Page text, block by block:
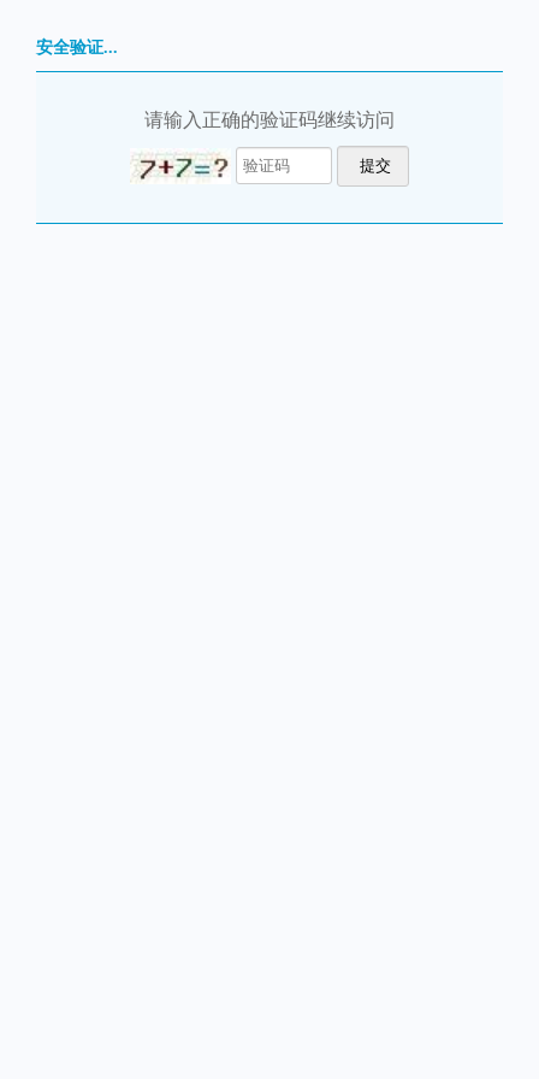
安全验证...
请输入正确的验证码继续访问